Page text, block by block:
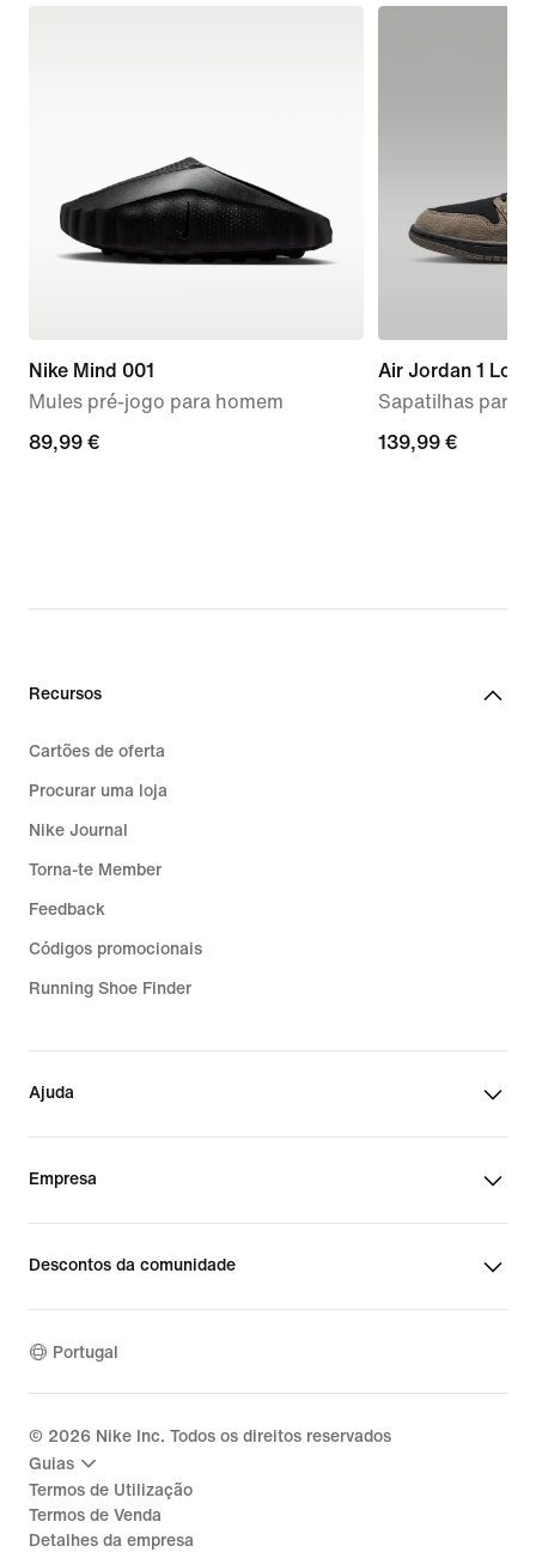
Nike Mind 001
Mules pré-jogo para homem
89,99
89,99 €
Air Jordan 1 Low
Sapatilhas para
139,99
139,99 €
Recursos
Cartões de oferta
Procurar uma loja
Nike Journal
Torna-te Member
Feedback
Códigos promocionais
Running Shoe Finder
Ajuda
Empresa
Descontos da comunidade
Portugal
© 2026 Nike Inc. Todos os direitos reservados
Guias
Termos de Utilização
Termos de Venda
Detalhes da empresa